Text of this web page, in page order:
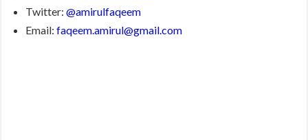
Twitter:@amirulfaqeem
Email:faqeem.amirul@gmail.com